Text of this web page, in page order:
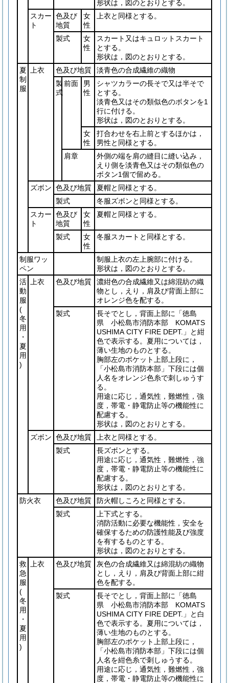
形状は，図のとおりとする。
スカー
ト
色及び
地質
女
性
上衣と同様とする。
製式
女
性
スカート又はキュロットスカート
とする。
形状は，図のとおりとする。
夏
制
服
上衣 色及び地質
淡青色の合成繊維の織物
製
式
前面
男
性
シャツカラーの長そで又は半そで
とする。
淡青色又はその類似色のボタンを1
行に付ける。
形状は，図のとおりとする。
女
性
打合わせを右上前とするほかは，
男性と同様とする。
肩章
外側の端を肩の縫目に縫い込み，
えり側を淡青色又はその類似色の
ボタン1個で留める。
ズボン 色及び地質
夏帽と同様とする。
製式
冬服ズボンと同様とする。
スカー
ト
色及び
地質
女
性
夏帽と同様とする。
製式
女
性
冬服スカートと同様とする。
制服ワッ
ペン
制服上衣の左上腕部に付ける。
形状は，図のとおりとする。
活
動
服
(
冬
用
・
夏
用
)
上衣 色及び地質
濃紺色の合成繊維又は綿混紡の織
物とし，えり，肩及び背面上部に
オレンジ色を配する。
製式
長そでとし，背面上部に「徳島
県 小松島市消防本部 KOMATS
USHIMA CITY FIRE DEPT.」と紺
色で表示する。夏用については，
薄い生地のものとする。
胸部左のポケット上部上段に，
「小松島市消防本部」下段には個
人名をオレンジ色糸で刺しゅうす
る。
用途に応じ，通気性，難燃性，強
度，帯電・静電防止等の機能性に
配慮する。
形状は，図のとおりとする。
ズボン 色及び地質
上衣と同様とする。
製式
長ズボンとする。
用途に応じ，通気性，難燃性，強
度，帯電・静電防止等の機能性に
配慮する。
形状は，図のとおりとする。
防火衣
色及び地質
防火帽しころと同様とする。
製式
上下式とする。
消防活動に必要な機能性，安全を
確保するための防護性能及び強度
を有するものとする。
形状は，図のとおりとする。
救
急
服
(
冬
用
・
夏
用
)
上衣 色及び地質
灰色の合成繊維又は綿混紡の織物
とし，えり，肩及び背面上部に紺
色を配する。
製式
長そでとし，背面上部に「徳島
県 小松島市消防本部 KOMATS
USHIMA CITY FIRE DEPT.」と白
色で表示する。夏用については，
薄い生地のものとする。
胸部左のポケット上部上段に，
「小松島市消防本部」下段には個
人名を紺色糸で刺しゅうする。
用途に応じ，通気性，難燃性，強
度，帯電・静電防止等の機能性に